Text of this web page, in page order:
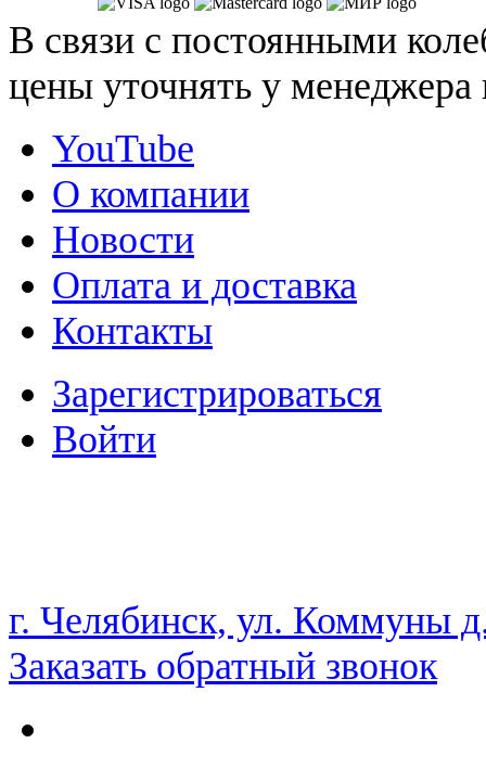
В связи с постоянными
цены уточнять у
YouTube
О компании
Новости
Оплата и доставка
Контакты
Зарегистрироваться
Войти
НАМ ДОВЕРЯЮТ С 2003 ГОДА
г. Челябинск, ул. Коммуны
Заказать обратный звонок